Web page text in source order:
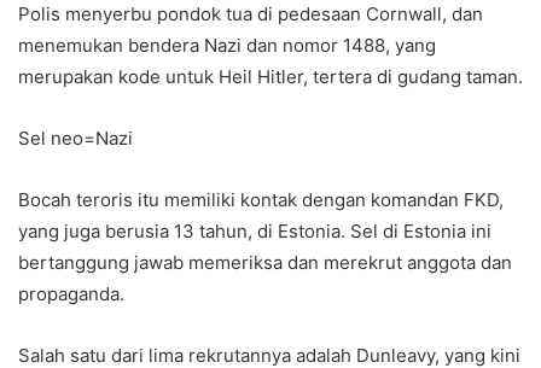
Polis menyerbu pondok tua di pedesaan Cornwall, dan
menemukan bendera Nazi dan nomor 1488, yang
merupakan kode untuk Heil Hitler, tertera di gudang taman.
Sel neo=Nazi
Bocah teroris itu memiliki kontak dengan komandan FKD,
yang juga berusia 13 tahun, di Estonia. Sel di Estonia ini
bertanggung jawab memeriksa dan merekrut anggota dan
propaganda.
Salah satu dari lima rekrutannya adalah Dunleavy, yang kini